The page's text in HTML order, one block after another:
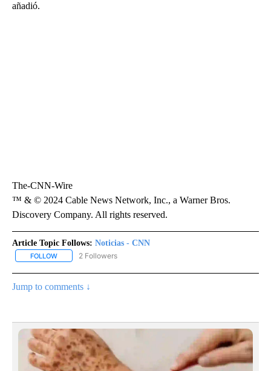
añadió.
The-CNN-Wire
™ & © 2024 Cable News Network, Inc., a Warner Bros.
Discovery Company. All rights reserved.
Article Topic Follows: Noticias - CNN
FOLLOW FOLLOW "NOTICIAS - CNN" TO RECEIVE NOTIFICATIONS ABOUT
2 Followers
Jump to comments ↓